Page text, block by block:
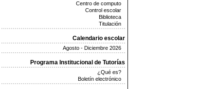
Centro de computo
Control escolar
Biblioteca
Titulación
Calendario escolar
Agosto - Diciembre 2026
Programa Institucional de Tutorías
¿Qué es?
Boletín electrónico